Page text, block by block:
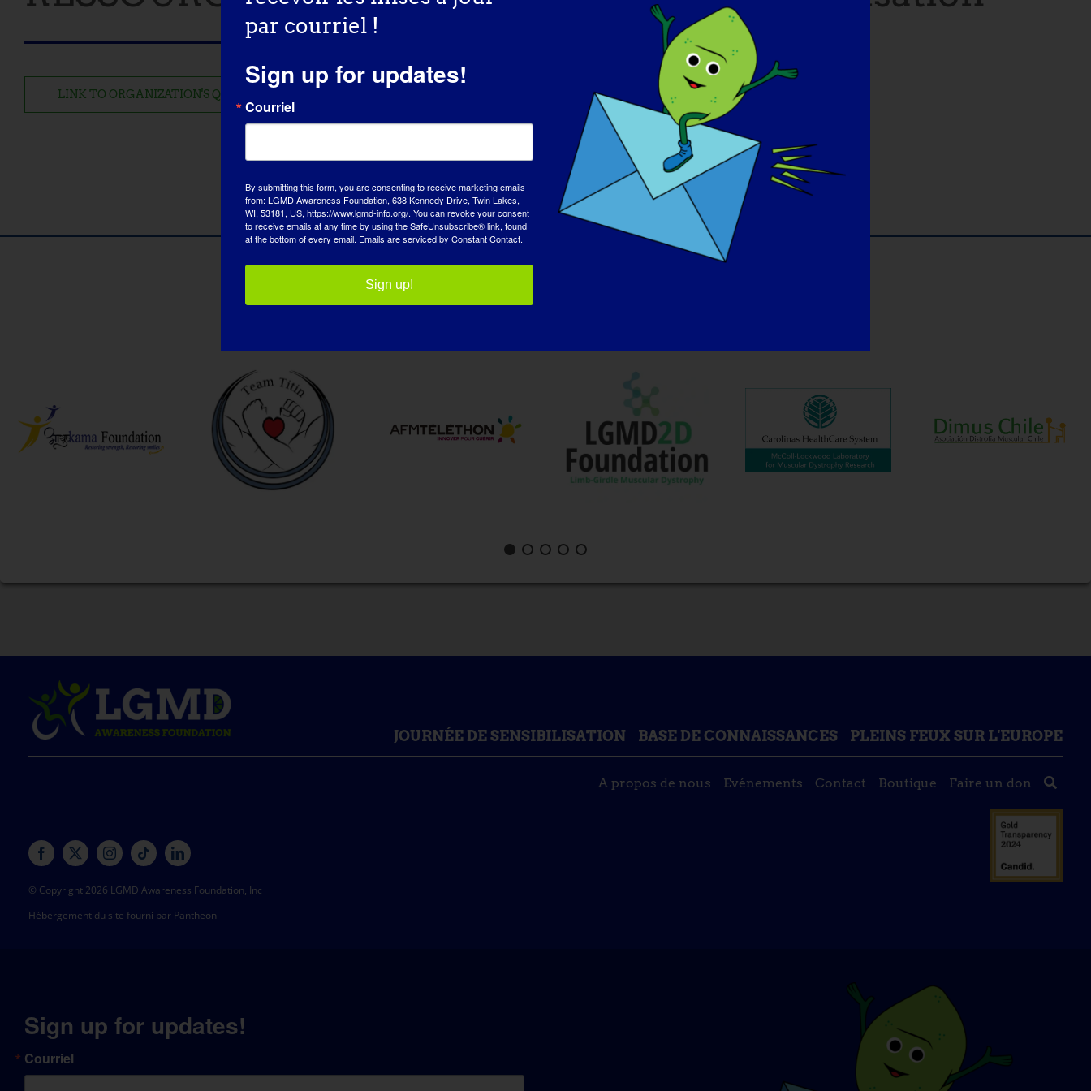
LINK TO ORGANIZATION'S QUESTIONNAIRE
Nos partenaires en matière de plaidoyer
JOURNÉE DE SENSIBILISATION BASE DE CONNAISSANCES PLEINS FEUX SUR L'EUROPE
A propos de nous Evénements Contact Boutique Faire un don
© Copyright 2026 LGMD Awareness Foundation, Inc
Hébergement du site fourni par Pantheon
Sign up for updates!
Courriel
par courriel !
Sign up for updates!
Courriel
By submitting this form, you are consenting to receive marketing emails
from: LGMD Awareness Foundation, 638 Kennedy Drive, Twin Lakes,
WI, 53181, US, https://www.lgmd-info.org/. You can revoke your consent
to receive emails at any time by using the SafeUnsubscribe® link, found
at the bottom of every email. Emails are serviced by Constant Contact.
Sign up!